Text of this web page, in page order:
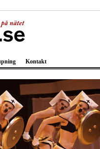
Kontakt